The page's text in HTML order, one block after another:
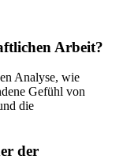
Arbeit?
Analyse, wie
Gefühl von
die
der